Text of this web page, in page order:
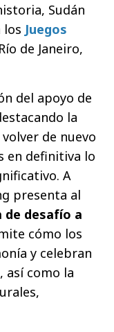
Sudán
los Juegos
de Janeiro,
del apoyo de
la
de nuevo
en definitiva lo
A
presenta al
desafío a
cómo los
y celebran
así como la